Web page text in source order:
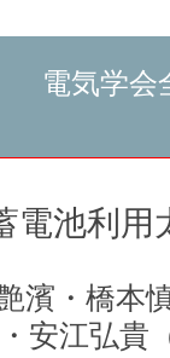
電気学会
電池利用
濱・橋本
安江弘貴